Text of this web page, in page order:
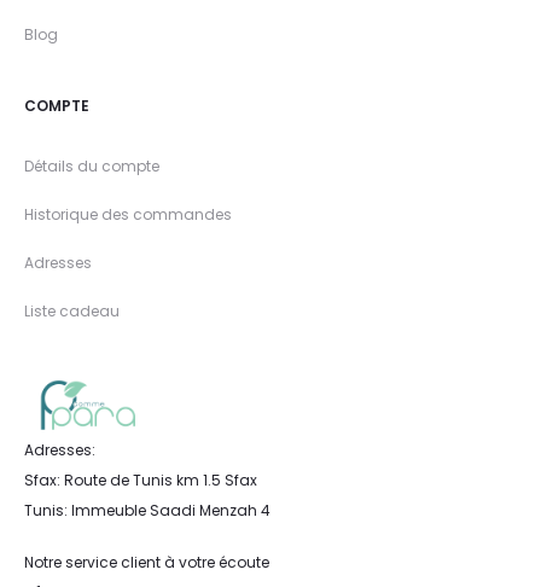
Blog
COMPTE
Détails du compte
Historique des commandes
Adresses
Liste cadeau
Adresses:
Sfax: Route de Tunis km 1.5 Sfax
Tunis: Immeuble Saadi Menzah 4
Notre service client à votre écoute